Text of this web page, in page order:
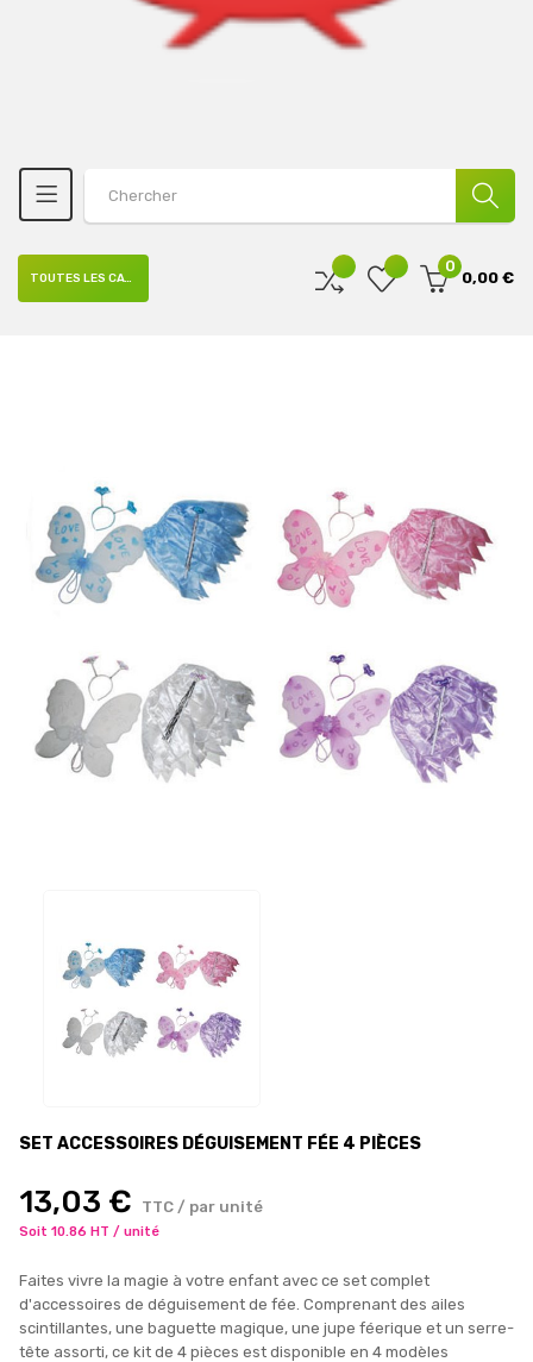
0
0,00 €
TOUTES LES CATÉGORIES
SET ACCESSOIRES DÉGUISEMENT FÉE 4 PIÈCES
13,03 € TTC / par unité
Soit 10.86 HT / unité
Faites vivre la magie à votre enfant avec ce set complet
d'accessoires de déguisement de fée. Comprenant des ailes
scintillantes, une baguette magique, une jupe féerique et un serre-
tête assorti, ce kit de 4 pièces est disponible en 4 modèles